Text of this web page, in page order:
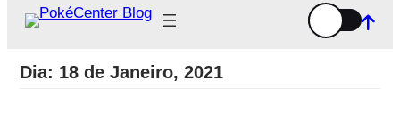
Dia: 18 de Janeiro, 2021